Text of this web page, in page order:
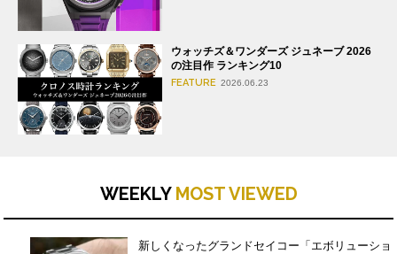
ウォッチズ＆ワンダーズ ジュネーブ 2026
の注目作 ランキング10
FEATURE 2026.06.23
WEEKLY MOST VIEWED
新しくなったグランドセイコー「エボリューショ